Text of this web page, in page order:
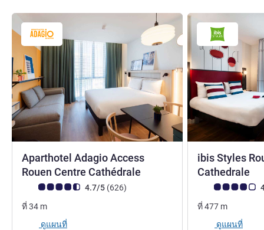
Aparthotel Adagio Access
Rouen Centre Cathédrale
คะแนนความคิดเห็นจากแขก (เรทติ้งบน ALL)
4.7/5 (626รีวิว รายการ
)
ที่34 m
ดูแผนที่
ibis Styles
Cathedrale
คะแนนความคิดเ
ที่477 m
ดูแผนที่